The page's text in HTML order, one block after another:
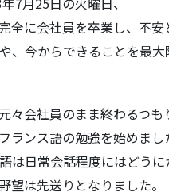
全に会社員を卒業し、不
、今からできることを最
々会社員のまま終わるつ
ランス語の勉強を始めまし
は日常会話程度にはどう
望は先送りとなりました。